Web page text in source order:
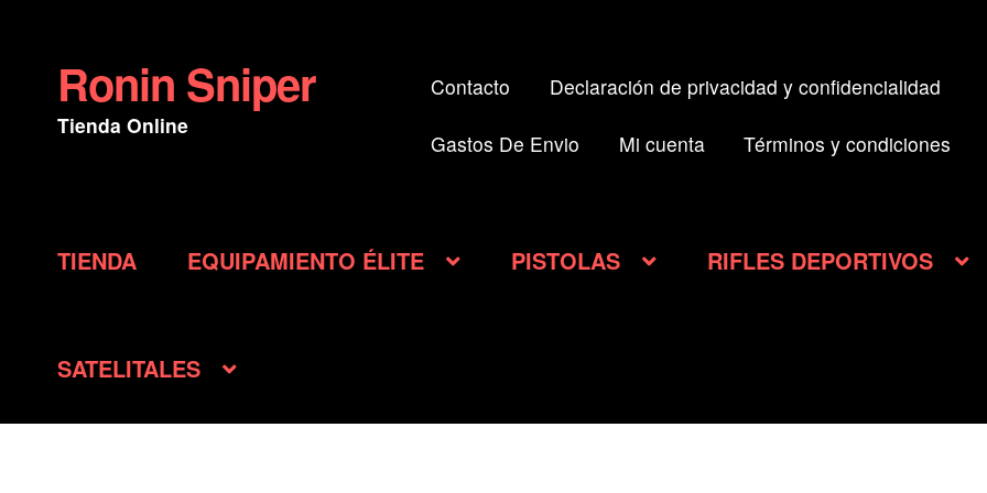
Ir
a
la
Ir
al
contenido
Ronin Sniper
Tienda Online
Contacto Declaración de privacidad y confidencialidad
Gastos De Envio Mi cuenta Términos y condiciones
TIENDA EQUIPAMIENTO ÉLITE PISTOLAS RIFLES DEPORTIVOS
SATELITALES